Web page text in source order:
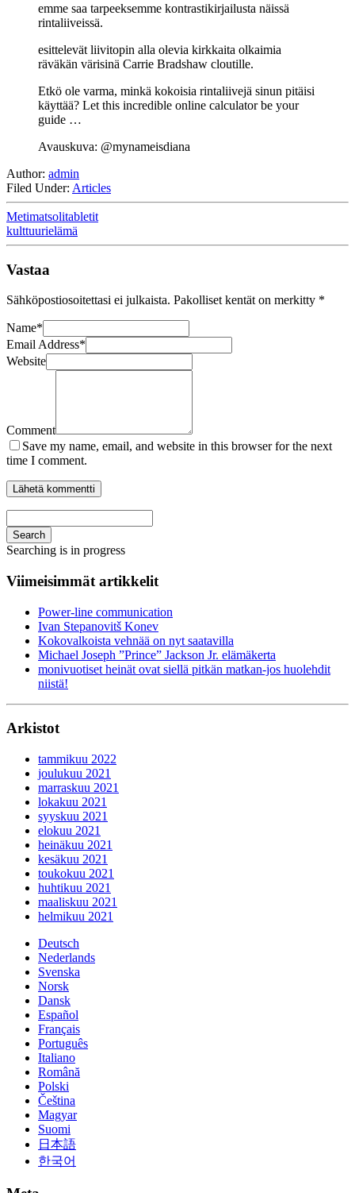
emme saa tarpeeksemme kontrastikirjailusta näissä
rintaliiveissä.
esittelevät liivitopin alla olevia kirkkaita olkaimia
räväkän värisinä Carrie Bradshaw cloutille.
Etkö ole varma, minkä kokoisia rintaliivejä sinun pitäisi
käyttää? Let this incredible online calculator be your
guide …
Avauskuva: @mynameisdiana
Author: admin
Filed Under: Articles
Metimatsolitabletit
kulttuurielämä
Vastaa
Sähköpostiosoitettasi ei julkaista. Pakolliset kentät on merkitty *
Name*
Email Address*
Website
Comment
Save my name, email, and website in this browser for the next
time I comment.
Search
Searching is in progress
Viimeisimmät artikkelit
Power-line communication
Ivan Stepanovitš Konev
Kokovalkoista vehnää on nyt saatavilla
Michael Joseph ”Prince” Jackson Jr. elämäkerta
monivuotiset heinät ovat siellä pitkän matkan-jos huolehdit
niistä!
Arkistot
tammikuu 2022
joulukuu 2021
marraskuu 2021
lokakuu 2021
syyskuu 2021
elokuu 2021
heinäkuu 2021
kesäkuu 2021
toukokuu 2021
huhtikuu 2021
maaliskuu 2021
helmikuu 2021
Deutsch
Nederlands
Svenska
Norsk
Dansk
Español
Français
Português
Italiano
Română
Polski
Čeština
Magyar
Suomi
日本語
한국어